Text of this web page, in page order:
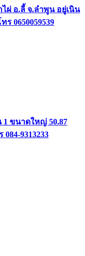
ผ่ อ.ลี้ จ.ลำพูน อยู่เนิน
0650059539
ขนาดใหญ่ 50.87
9313233